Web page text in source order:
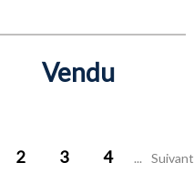
Vendu
2 3 4 ... Suivant